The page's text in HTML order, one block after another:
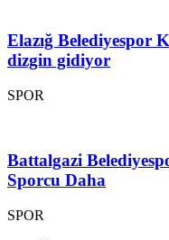
Elazığ Belediyespor
dizgin gidiyor
SPOR
Battalgazi
Sporcu Daha
SPOR